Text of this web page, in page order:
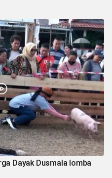
Dayak Dusmala lomba